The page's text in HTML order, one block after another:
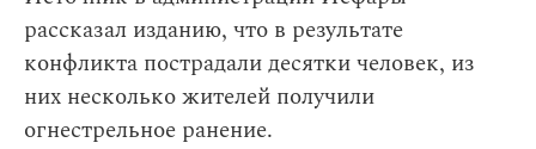
рассказал изданию, что в результате
конфликта пострадали десятки человек, из
них несколько жителей получили
огнестрельное ранение.